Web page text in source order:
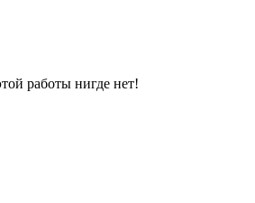
работы нигде нет!